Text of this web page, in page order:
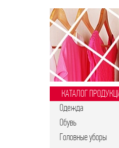
КАТАЛОГ
Одежда
Обувь
Головные уборы